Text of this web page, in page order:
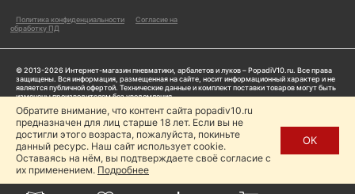
Политика конфиденциальности
Согласие на
обработку ПД
© 2013-2026 Интернет-магазин пневматики, арбалетов и луков – PopadiV10.ru. Все права
защищены. Вся информация, размещенная на сайте, носит информационный характер и не
является публичной офертой. Технические данные и комплект поставки товаров могут быть
изменены производителем без уведомления
Пользуясь сайтом Popadiv10.ru, пользователь автоматически соглашается с условиями,
прописанными в
Политике конфиденциальности
Копирование любой информации (тексты, фото, видео и др.) с сайта Popadiv10 запрещено,
за исключением наличия письменного согласия администрации сайта Popadiv10.
Обратите внимание, что контент сайта popadiv10.ru
предназначен для лиц старше 18 лет. Если вы не
достигли этого возраста, пожалуйста, покиньте
данный ресурс. Наш сайт использует cookie.
Оставаясь на нём, вы подтверждаете своё согласие с
их применением. Подробнее
ОК